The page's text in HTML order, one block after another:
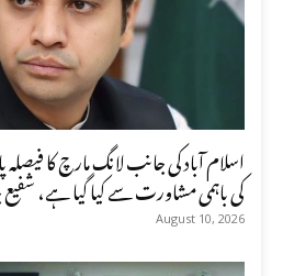
اسلام آباد کی جانب لانگ مارچ کا
کی باہمی مشاورت سے کیا گیا ہے،
August 10, 2026